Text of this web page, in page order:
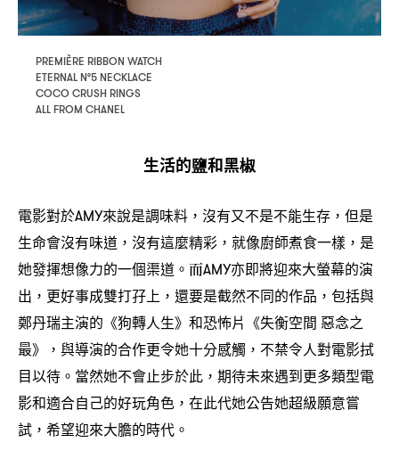
PREMIÈRE RIBBON WATCH
ETERNAL N°5 NECKLACE
COCO CRUSH RINGS
ALL FROM CHANEL
生活的鹽和黑椒
電影對於AMY來說是調味料 ， 沒有又不是不能生存 ， 但是
生命會沒有味道 ， 沒有這麼精彩 ， 就像廚師煮食一樣 ， 是
她發揮想像力的一個渠道。而AMY亦即將迎來大螢幕的演
出 ， 更好事成雙打孖上 ， 還要是截然不同的作品 ， 包括與
鄭丹瑞主演的《狗轉人生》和恐怖片《失衡空間 惡念之
最》
， 與導演的合作更令她十分感觸 ， 不禁令人對電影拭
目以待。當然她不會止步於此 ， 期待未來遇到更多類型電
影和適合自己的好玩角色 ， 在此代她公告她超級願意嘗
試 ， 希望迎來大膽的時代。